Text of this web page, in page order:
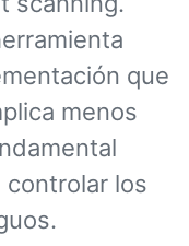
que
menos
los